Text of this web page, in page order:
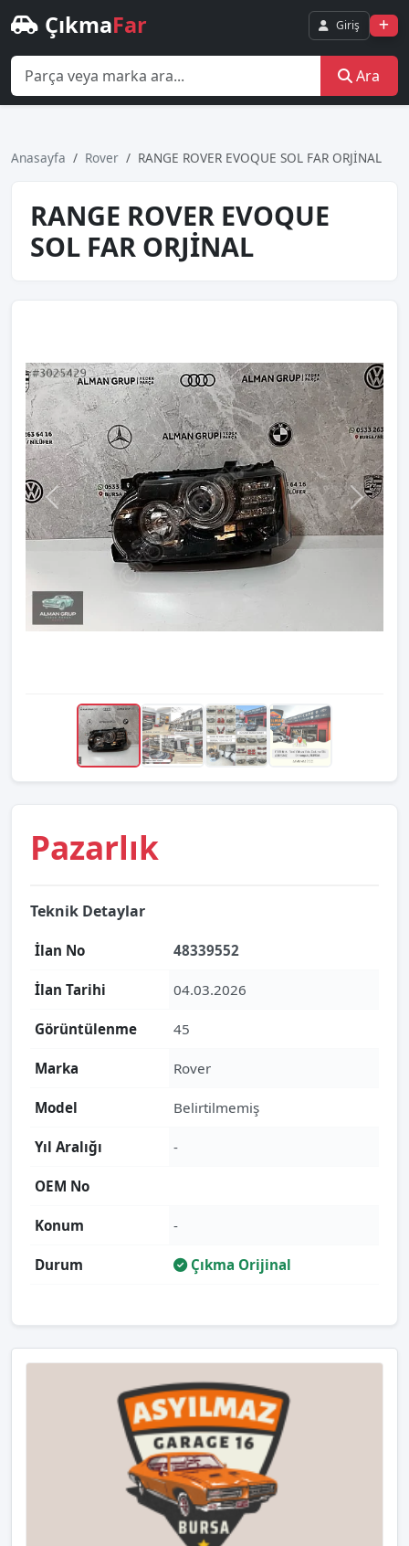
ÇıkmaFar Giriş
Ara
Anasayfa Rover RANGE ROVER EVOQUE SOL FAR ORJİNAL
RANGE ROVER EVOQUE
SOL FAR ORJİNAL
Pazarlık
Teknik Detaylar
İlan No 48339552
İlan Tarihi 04.03.2026
Görüntülenme 45
Marka Rover
Model Belirtilmemiş
Yıl Aralığı -
OEM No
Konum -
Durum Çıkma Orijinal